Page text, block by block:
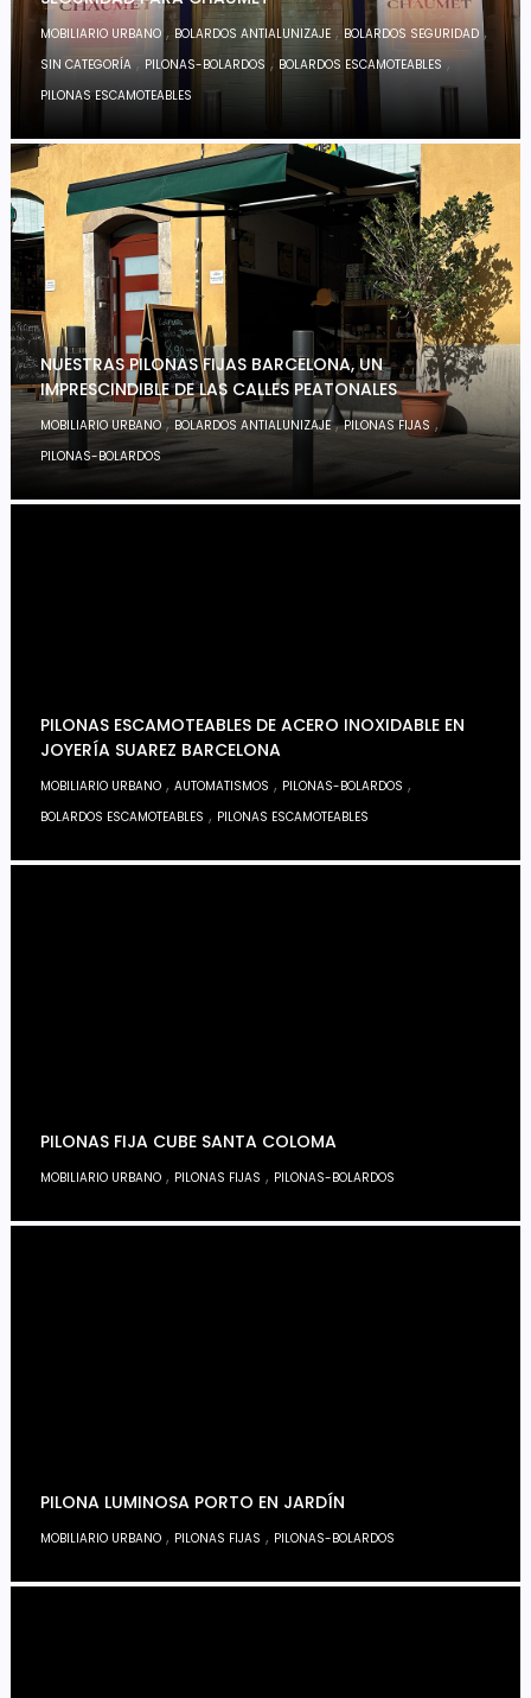
MOBILIARIO URBANO, BOLARDOS ANTIALUNIZAJE , BOLARDOS SEGURIDAD ,
SIN CATEGORÍA, PILONAS-BOLARDOS , BOLARDOS ESCAMOTEABLES,
PILONAS ESCAMOTEABLES
NUESTRAS PILONAS FIJAS BARCELONA, UN
IMPRESCINDIBLE DE LAS CALLES PEATONALES
MOBILIARIO URBANO,BOLARDOS ANTIALUNIZAJE,PILONAS FIJAS,
PILONAS-BOLARDOS
PILONAS ESCAMOTEABLES DE ACERO INOXIDABLE EN
JOYERÍA SUAREZ BARCELONA
MOBILIARIO URBANO ,AUTOMATISMOS , PILONAS-BOLARDOS ,
BOLARDOS ESCAMOTEABLES , PILONAS ESCAMOTEABLES
PILONAS FIJA CUBE SANTA COLOMA
MOBILIARIO URBANO , PILONAS FIJAS , PILONAS-BOLARDOS
PILONA LUMINOSA PORTO EN JARDÍN
MOBILIARIO URBANO , PILONAS FIJAS , PILONAS-BOLARDOS